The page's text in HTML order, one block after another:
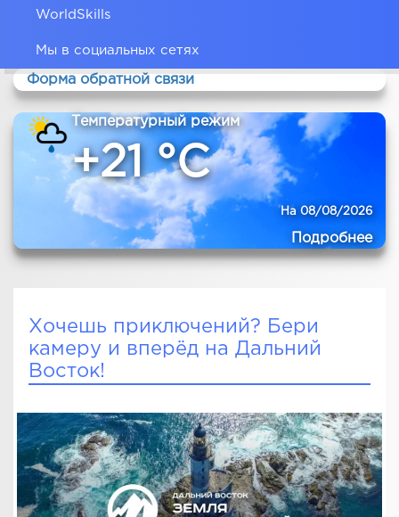
WorldSkills
Мы в социальных сетях
Форма обратной связи
Температурный режим
+21 °C
На 08/08/2026
Подробнее
Хочешь приключений? Бери
камеру и вперёд на Дальний
Восток!